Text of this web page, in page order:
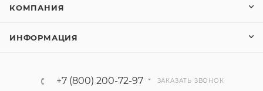
КОМПАНИЯ
ИНФОРМАЦИЯ
+7 (800) 200-72-97 ЗАКАЗАТЬ ЗВОНОК